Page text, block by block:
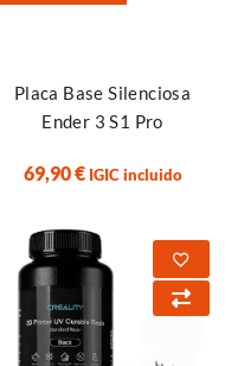
Placa Base Silenciosa
Ender 3 S1 Pro
69,90€ IGIC incluido